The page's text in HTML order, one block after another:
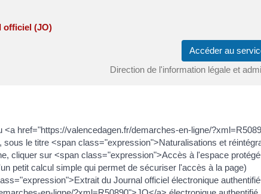
officiel (JO)
Accéder au
Direction de l'information légale et
<a href="https://valencedagen.fr/demarches-en-ligne/
le titre <span class="expression">Naturalisations et
cliquer sur <span class="expression">Accès à l'espace
petit calcul simple qui permet de sécuriser l'accès à la page)
du Journal officiel électronique